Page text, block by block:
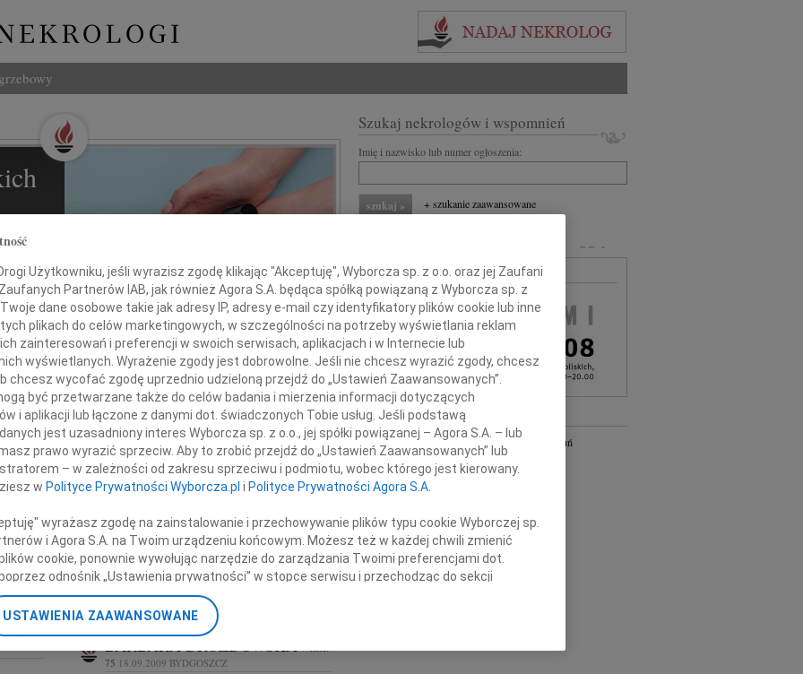
i
Bydgoszcz i Toruń
05.08.2026BYDGOSZCZ
Arlecie Stanisławskiej oraz Jej Najbliższym
wsparcia z powodu śmierci Mamy W tych trudnych
chwilach łączymy się myślami z...
BARBARA DROZDOWSKA WIEK:
75 18.09.2009 BYDGOSZCZ
Szukaj nekrologów i wspomnień
Imię i nazwisko lub numer ogłoszenia:
+ szukanie zaawansowane
REKLAMA BEZPŁATNA
REGIONY
Białystok
Bydgoszcz i Toruń
Częstochowa
Gdańsk
Katowice
Kielce
Kraków
Opole
Płock
Poznań
Radom
Rzeszów
Szczecin
Warszawa
Użytkowniku, jeśli wyrazisz zgodę klikając "Akceptuję", Wyborcza sp. z o.o. oraz jej Zaufani
] Zaufanych Partnerów IAB, jak również Agora S.A. będąca spółką powiązaną z Wyborcza sp. z
dane osobowe takie jak adresy IP, adresy e-mail czy identyfikatory plików cookie lub inne
plikach do celów marketingowych, w szczególności na potrzeby wyświetlania reklam
zainteresowań i preferencji w swoich serwisach, aplikacjach i w Internecie lub
wyświetlanych. Wyrażenie zgody jest dobrowolne. Jeśli nie chcesz wyrazić zgody, chcesz
chcesz wycofać zgodę uprzednio udzieloną przejdź do „Ustawień Zaawansowanych”.
być przetwarzane także do celów badania i mierzenia informacji dotyczących
i aplikacji lub łączone z danymi dot. świadczonych Tobie usług. Jeśli podstawą
jest uzasadniony interes Wyborcza sp. z o.o., jej spółki powiązanej – Agora S.A. – lub
prawo wyrazić sprzeciw. Aby to zrobić przejdź do „Ustawień Zaawansowanych” lub
– w zależności od zakresu sprzeciwu i podmiotu, wobec którego jest kierowany.
w Polityce Prywatności Wyborcza.pl i Polityce Prywatności Agora S.A.
wyrażasz zgodę na zainstalowanie i przechowywanie plików typu cookie Wyborczej sp.
i Agora S.A. na Twoim urządzeniu końcowym. Możesz też w każdej chwili zmienić
cookie, ponownie wywołując narzędzie do zarządzania Twoimi preferencjami dot.
odnośnik „Ustawienia prywatności” w stopce serwisu i przechodząc do sekcji
Zmiana ustawień plików cookie możliwa jest także za pomocą ustawień przeglądarki.
i Agora S.A. możemy przetwarzać dane osobowe w następujących celach:
Aktywne skanowanie charakterystyki urządzenia do celów identyfikacji.
na urządzeniu lub dostęp do nich. Spersonalizowane reklamy i treści, pomiar reklam i
USTAWIENIA ZAAWANSOWANE